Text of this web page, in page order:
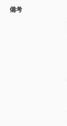
備考